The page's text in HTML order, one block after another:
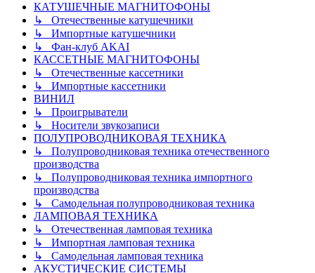
КАТУШЕЧНЫЕ МАГНИТОФОНЫ
↳ Отечественные катушечники
↳ Импортные катушечники
↳ Фан-клуб AKAI
КАССЕТНЫЕ МАГНИТОФОНЫ
↳ Отечественные кассетники
↳ Импортные кассетники
ВИНИЛ
↳ Проигрыватели
↳ Носители звукозаписи
ПОЛУПРОВОДНИКОВАЯ ТЕХНИКА
↳ Полупроводниковая техника отечественного
производства
↳ Полупроводниковая техника импортного
производства
↳ Самодельная полупроводниковая техника
ЛАМПОВАЯ ТЕХНИКА
↳ Отечественная ламповая техника
↳ Импортная ламповая техника
↳ Самодельная ламповая техника
АКУСТИЧЕСКИЕ СИСТЕМЫ